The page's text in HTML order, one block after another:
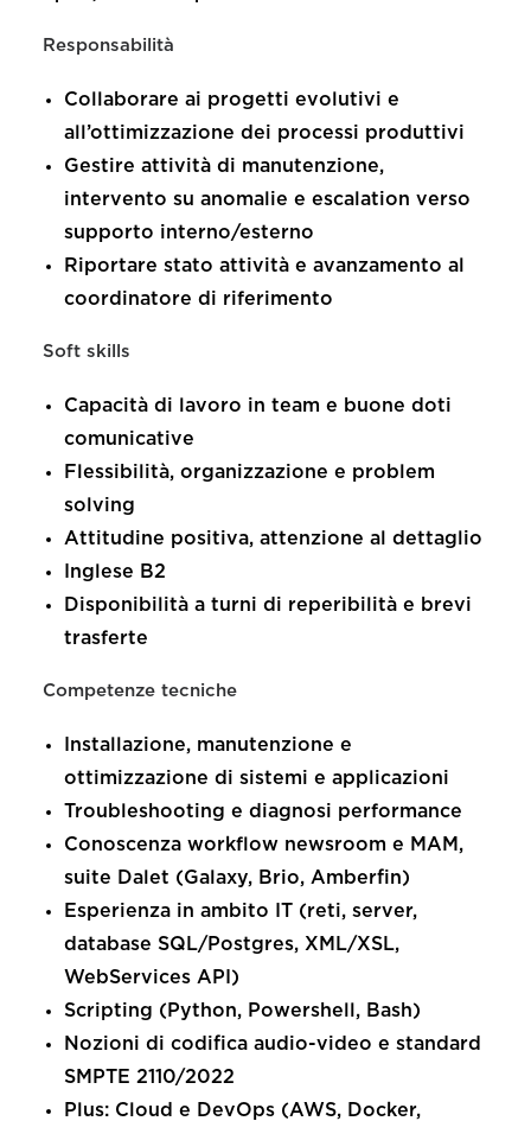
Responsabilità
Collaborare ai progetti evolutivi e
all’ottimizzazione dei processi produttivi
Gestire attività di manutenzione,
intervento su anomalie e escalation verso
supporto interno/esterno
Riportare stato attività e avanzamento al
coordinatore di riferimento
Soft skills
Capacità di lavoro in team e buone doti
comunicative
Flessibilità, organizzazione e problem
solving
Attitudine positiva, attenzione al dettaglio
Inglese B2
Disponibilità a turni di reperibilità e brevi
trasferte
Competenze tecniche
Installazione, manutenzione e
ottimizzazione di sistemi e applicazioni
Troubleshooting e diagnosi performance
Conoscenza workflow newsroom e MAM,
suite Dalet (Galaxy, Brio, Amberfin)
Esperienza in ambito IT (reti, server,
database SQL/Postgres, XML/XSL,
WebServices API)
Scripting (Python, Powershell, Bash)
Nozioni di codifica audio-video e standard
SMPTE 2110/2022
Plus: Cloud e DevOps (AWS, Docker,